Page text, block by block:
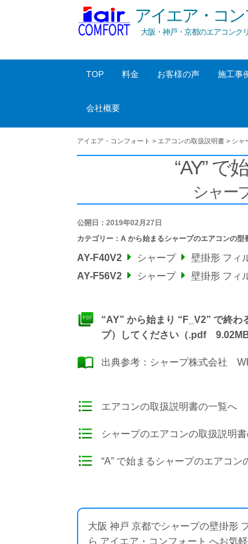
アイエア・コン
大阪・神戸・京都のエアコンク
TOP 料金 お客様の声 施工事
会社概要
アイエア・コンフォート > エアコンの取扱説明書 > シャ
“AY” で
シャー
公開日：2019年02月27日
カテゴリー： A から始まるシャープのエアコンの型
AY-F40V2 シャープ 壁掛形 フィ
AY-F56V2
シャープ 壁掛形 フィ
“AY” から始まり “F_V2” で終
プ）してください（.pdf
出典参考： シャープ株式会社
エアコンの取扱説明書の一覧へ
シャープのエアコンの取扱説明
“A” で始まるシャープのエアコン
大阪 神戸 京都でシャープの壁掛形
ら アイエア・コンフォート へお気